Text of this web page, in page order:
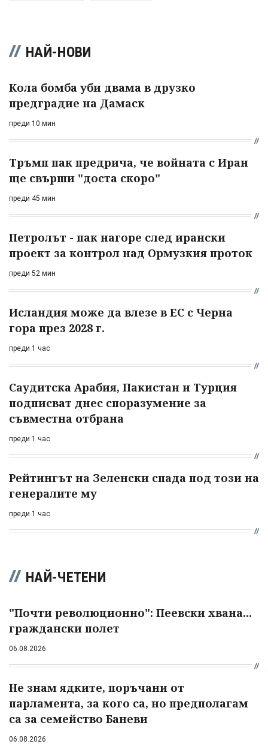
НАЙ-НОВИ
Кола бомба уби двама в друзко
предградие на Дамаск
преди 10 мин
Тръмп пак предрича, че войната с Иран
ще свърши "доста скоро"
преди 45 мин
Петролът - пак нагоре след ирански
проект за контрол над Ормузкия проток
преди 52 мин
Исландия може да влезе в ЕС с Черна
гора през 2028 г.
преди 1 час
Саудитска Арабия, Пакистан и Турция
подписват днес споразумение за
съвместна отбрана
преди 1 час
Рейтингът на Зеленски спада под този на
генералите му
преди 1 час
НАЙ-ЧЕТЕНИ
"Почти революционно": Пеевски хвана...
граждански полет
06.08.2026
Не знам ядките, поръчани от
парламента, за кого са, но предполагам
са за семейство Баневи
06.08.2026